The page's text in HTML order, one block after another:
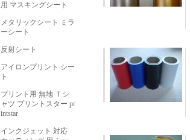
用 マスキングシート
メタリックシート ミラ
ーシート
反射シート
アイロンプリント シー
ト
プリント用 無地 Ｔシ
ャツ プリントスター pr
intstar
インクジェット 対応